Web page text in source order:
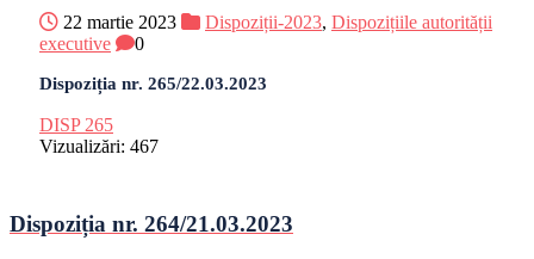
22 martie 2023 Dispoziții-2023, Dispozițiile autorității
executive
0
Dispoziția nr. 265/22.03.2023
DISP 265
Vizualizări: 467
Dispoziția nr. 264/21.03.2023